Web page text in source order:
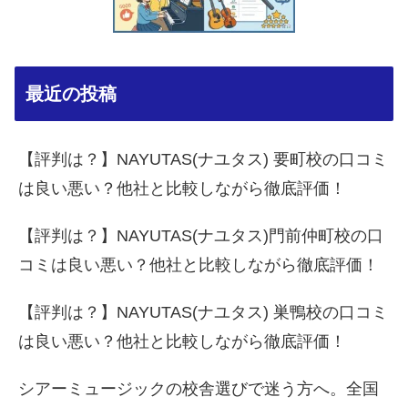
最近の投稿
【評判は？】NAYUTAS(ナユタス) 要町校の口コミ
は良い悪い？他社と比較しながら徹底評価！
【評判は？】NAYUTAS(ナユタス)門前仲町校の口
コミは良い悪い？他社と比較しながら徹底評価！
【評判は？】NAYUTAS(ナユタス) 巣鴨校の口コミ
は良い悪い？他社と比較しながら徹底評価！
シアーミュージックの校舎選びで迷う方へ。全国